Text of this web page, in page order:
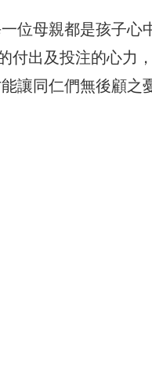
位母親都是孩子心
付出及投注的心力
讓同仁們無後顧之